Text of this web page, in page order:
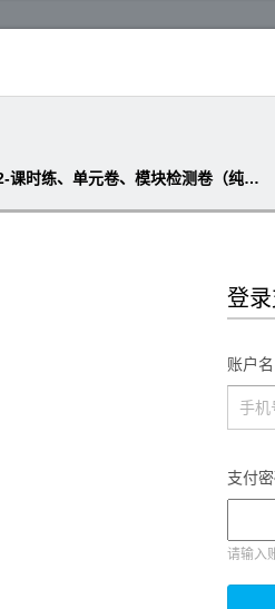
【粤教课标版】物理必修2-课时练、单元卷、模块检测卷（纯Word版，含答案解析）
登
账户
支付
请输入